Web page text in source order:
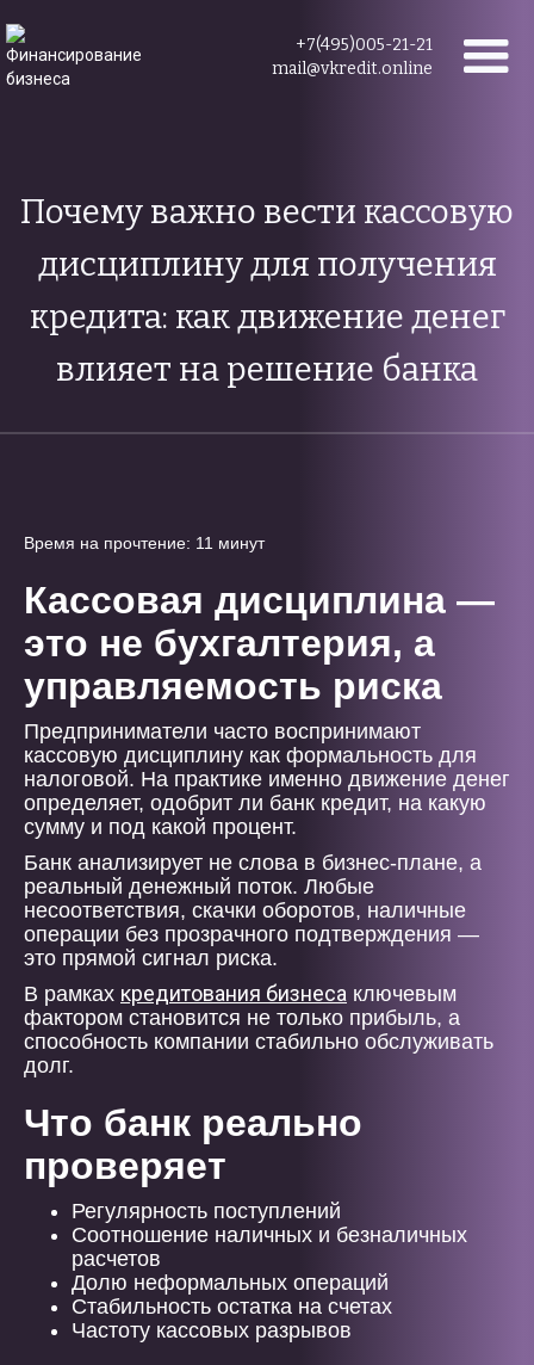
+7(495)005-21-21
mail@vkredit.online
Почему важно вести кассовую
дисциплину для получения
кредита: как движение денег
влияет на решение банка
Время на прочтение: 11 минут
Кассовая дисциплина —
это не бухгалтерия, а
управляемость риска
Предприниматели часто воспринимают
кассовую дисциплину как формальность для
налоговой. На практике именно движение денег
определяет, одобрит ли банк кредит, на какую
сумму и под какой процент.
Банк анализирует не слова в бизнес-плане, а
реальный денежный поток. Любые
несоответствия, скачки оборотов, наличные
операции без прозрачного подтверждения —
это прямой сигнал риска.
В рамках кредитования бизнеса ключевым
фактором становится не только прибыль, а
способность компании стабильно обслуживать
долг.
Что банк реально
проверяет
Регулярность поступлений
Соотношение наличных и безналичных
расчетов
Долю неформальных операций
Стабильность остатка на счетах
Частоту кассовых разрывов